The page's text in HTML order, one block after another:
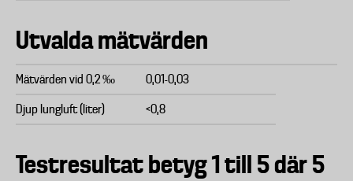
Utvalda mätvärden
Mätvärden vid 0,2 ‰ 0,01-0,03
Djup lungluft (liter) <0,8
Testresultat betyg 1 till 5 där 5